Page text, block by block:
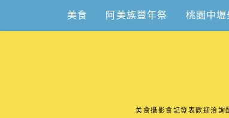
content
美食 阿美族豐年祭 桃園中壢
美食攝影食記發表歡迎洽